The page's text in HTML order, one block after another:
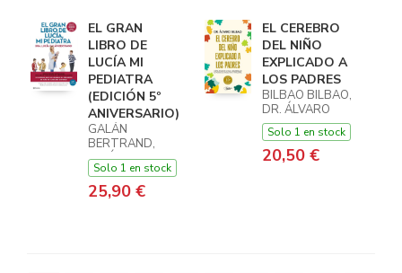
EL GRAN
LIBRO DE
LUCÍA MI
PEDIATRA
(EDICIÓN 5º
ANIVERSARIO)
GALÁN
BERTRAND,
LUCÍA
Solo 1 en stock
25,90 €
EL CEREBRO
DEL NIÑO
EXPLICADO A
LOS PADRES
BILBAO BILBAO,
DR. ÁLVARO
Solo 1 en stock
20,50 €